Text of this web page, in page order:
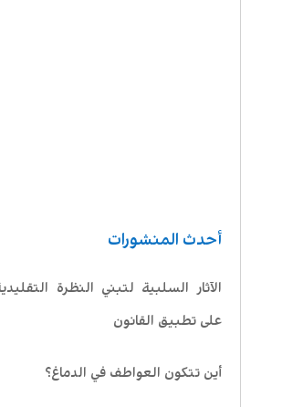
أحدث المنشورات
الآثار السلبية لتبني النظرة
على تطبيق القانون
أين تتكون العواطف في الدماغ؟